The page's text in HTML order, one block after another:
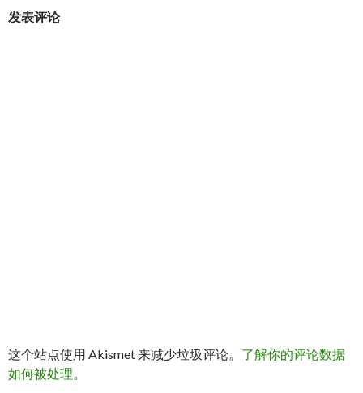
发表评论
这个站点使用 Akismet 来减少垃圾评论。 了解你的评论数据
如何被处理。